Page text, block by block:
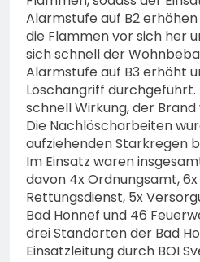
Alarmstufe auf B2
die Flammen vor sich her
sich schnell der
Alarmstufe auf B3 erhöht
Löschangriff durchgeführt.
schnell Wirkung, der
Die Nachlöscharbeiten
aufziehenden Starkregen
Im Einsatz waren
davon 4x Ordnungsamt, 6x
Rettungsdienst, 5x
Bad Honnef und 46
drei Standorten der Bad
Einsatzleitung durch BOI